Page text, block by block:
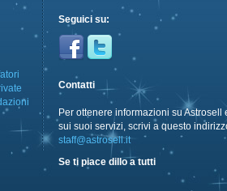
Seguici su:
Contatti
Per ottenere informazioni su Astrosell
sui suoi servizi, scrivi a questo
staff@astrosell.it
Se ti piace dillo a tutti